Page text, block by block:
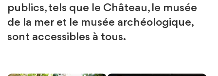
publics, tels que le Château, le musée
de la mer et le musée archéologique,
sont accessibles à tous.